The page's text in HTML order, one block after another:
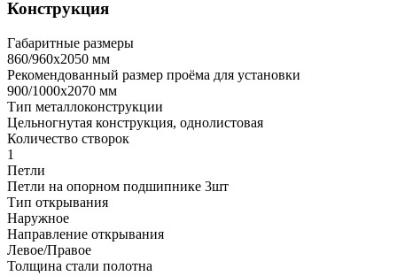
Конструкция
Габаритные размеры
860/960х2050 мм
Рекомендованный размер проёма для установки
900/1000х2070 мм
Тип металлоконструкции
Цельногнутая конструкция, однолистовая
Количество створок
1
Петли
Петли на опорном подшипнике 3шт
Тип открывания
Наружное
Направление открывания
Левое/Правое
Толщина стали полотна